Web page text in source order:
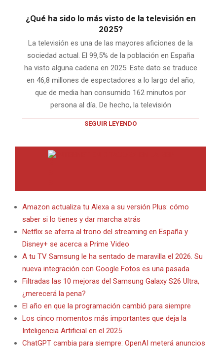
¿Qué ha sido lo más visto de la televisión en
2025?
La televisión es una de las mayores aficiones de la
sociedad actual. El 99,5% de la población en España
ha visto alguna cadena en 2025. Este dato se traduce
en 46,8 millones de espectadores a lo largo del año,
que de media han consumido 162 minutos por
persona al día. De hecho, la televisión
SEGUIR LEYENDO
Amazon actualiza tu Alexa a su versión Plus: cómo
saber si lo tienes y dar marcha atrás
Netflix se aferra al trono del streaming en España y
Disney+ se acerca a Prime Video
A tu TV Samsung le ha sentado de maravilla el 2026. Su
nueva integración con Google Fotos es una pasada
Filtradas las 10 mejoras del Samsung Galaxy S26 Ultra,
¿merecerá la pena?
El año en que la programación cambió para siempre
Los cinco momentos más importantes que deja la
Inteligencia Artificial en el 2025
ChatGPT cambia para siempre: OpenAI meterá anuncios